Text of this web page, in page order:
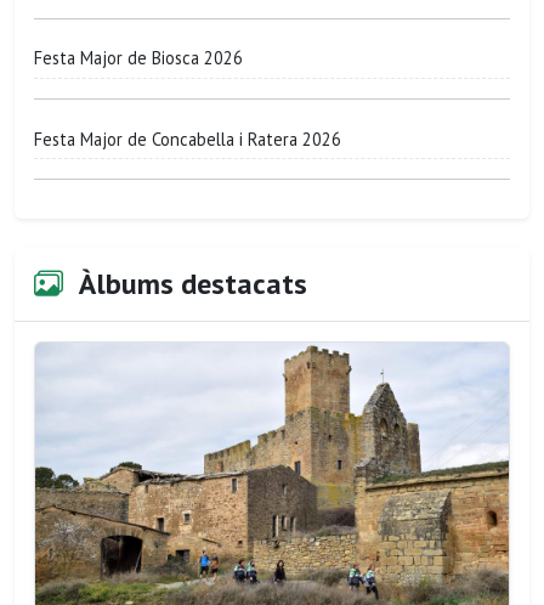
Festa Major de Biosca 2026
Festa Major de Concabella i Ratera 2026
Àlbums destacats